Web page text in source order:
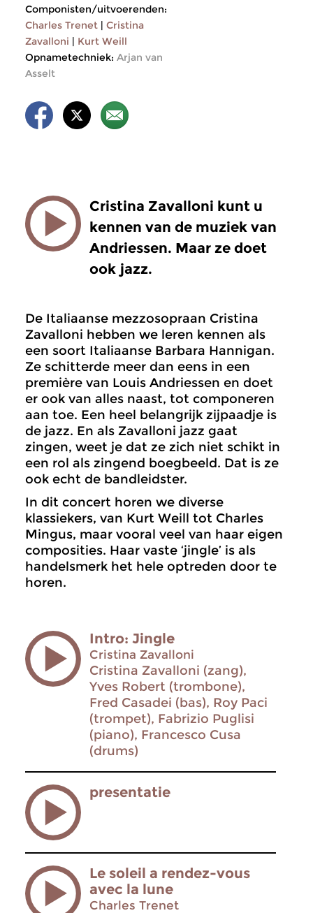
Componisten/uitvoerenden:
Charles Trenet | Cristina
Zavalloni | Kurt Weill
Opnametechniek: Arjan van
Asselt
Cristina Zavalloni kunt u
kennen van de muziek van
Andriessen. Maar ze doet
ook jazz.
De Italiaanse mezzosopraan Cristina
Zavalloni hebben we leren kennen als
een soort Italiaanse Barbara Hannigan.
Ze schitterde meer dan eens in een
première van Louis Andriessen en doet
er ook van alles naast, tot componeren
aan toe. Een heel belangrijk zijpaadje is
de jazz. En als Zavalloni jazz gaat
zingen, weet je dat ze zich niet schikt in
een rol als zingend boegbeeld. Dat is ze
ook echt de bandleidster.
In dit concert horen we diverse
klassiekers, van Kurt Weill tot Charles
Mingus, maar vooral veel van haar eigen
composities. Haar vaste ‘jingle’ is als
handelsmerk het hele optreden door te
horen.
Intro: Jingle
Cristina Zavalloni
Cristina Zavalloni (zang),
Yves Robert (trombone),
Fred Casadei (bas), Roy Paci
(trompet), Fabrizio Puglisi
(piano), Francesco Cusa
(drums)
presentatie
Le soleil a rendez-vous
avec la lune
Charles Trenet